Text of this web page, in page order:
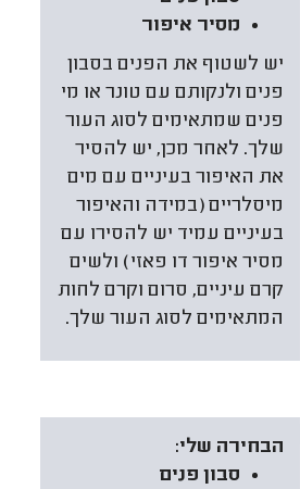
מסיר איפור
יש לשטוף את הפנים בסבון
פנים ולנקותם עם טונר או מי
פנים שמתאימים לסוג העור
שלך. לאחר מכן, יש להסיר
את האיפור בעיניים עם מים
מיסלריים (במידה והאיפור
בעיניים עמיד יש להסירו עם
מסיר איפור דו פאזי) ולשים
קרם עיניים, סרום וקרם לחות
המתאימים לסוג העור שלך.
הבחירה שלי:
סבון פנים